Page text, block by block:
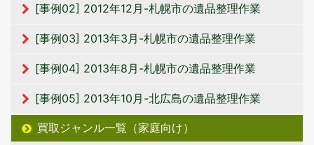
[事例02] 2012年12月-札幌市の遺品整理作業
[事例03] 2013年3月-札幌市の遺品整理作業
[事例04] 2013年8月-札幌市の遺品整理作業
[事例05] 2013年10月-北広島の遺品整理作業
買取ジャンル一覧（家庭向け）